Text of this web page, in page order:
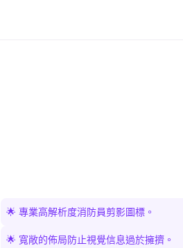
🌟 專業高解析度消防員剪影圖標。
🌟 寬敞的佈局防止視覺信息過於擁擠。